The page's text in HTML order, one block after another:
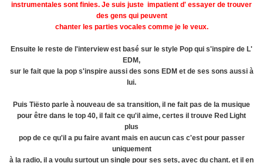
instrumentales sont finies. Je suis juste impatient d' essayer de trouver
des gens qui peuvent
chanter les parties vocales comme je le veux.
Ensuite le reste de l'interview est basé sur le style Pop qui s'inspire de L'
EDM,
sur le fait que la pop s'inspire aussi des sons EDM et de ses sons aussi à
lui.
Puis Tiësto parle à nouveau de sa transition, il ne fait pas de la musique
pour être dans le top 40, il fait ce qu'il aime, certes il trouve Red Light
plus
pop de ce qu'il a pu faire avant mais en aucun cas c'est pour passer
uniquement
à la radio, il a voulu surtout un single pour ses sets, avec du chant. et il en